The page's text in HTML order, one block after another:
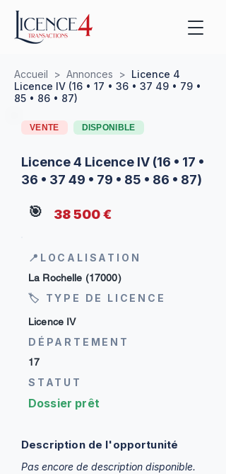
Accueil > Annonces > Licence 4
Licence IV (16 • 17 • 36 • 37 49 • 79 •
85 • 86 • 87)
VENTE DISPONIBLE
Licence 4 Licence IV (16 • 17 •
36 • 37 49 • 79 • 85 • 86 • 87)
🎯 38 500 €
📍LOCALISATION
La Rochelle (17000)
🏷 TYPE DE LICENCE
Licence IV
DÉPARTEMENT
17
STATUT
Dossier prêt
Description de l'opportunité
Pas encore de description disponible.